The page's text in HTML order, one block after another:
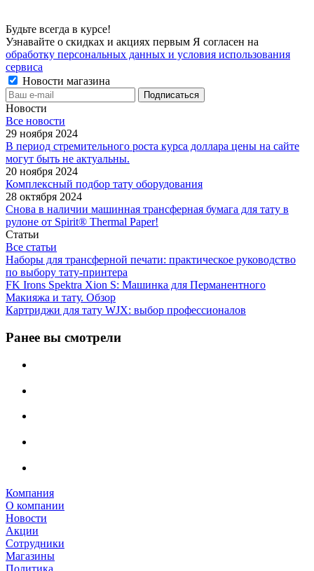
Будьте всегда в курсе!
Узнавайте о скидках и акциях первым Я согласен на
обработку персональных данных и условия использования
сервиса
Новости магазина
Новости
Все новости
29 ноября 2024
В период стремительного роста курса доллара цены на сайте
могут быть не актуальны.
20 ноября 2024
Комплексный подбор тату оборудования
28 октября 2024
Снова в наличии машинная трансферная бумага для тату в
рулоне от Spirit® Thermal Paper!
Статьи
Все статьи
Наборы для трансферной печати: практическое руководство
по выбору тату‑принтера
FK Irons Spektra Xion S: Машинка для Перманентного
Макияжа и тату. Обзор
Картриджи для тату WJX: выбор профессионалов
Ранее вы смотрели
Компания
О компании
Новости
Акции
Сотрудники
Магазины